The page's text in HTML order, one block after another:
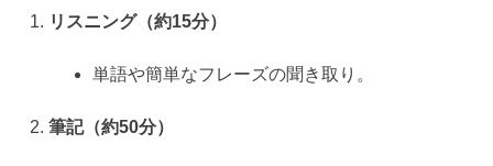
リスニング（約15分）
単語や簡単なフレーズの聞き取り。
筆記（約50分）